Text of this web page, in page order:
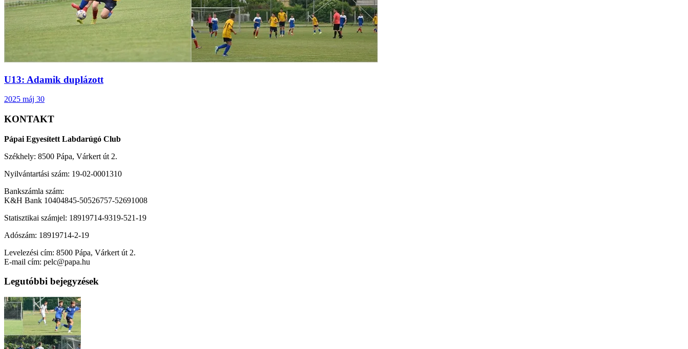
U13: Adamik duplázott
2025 máj 30
KONTAKT
Pápai Egyesített Labdarúgó Club
Székhely: 8500 Pápa, Várkert út 2.
Nyilvántartási szám: 19-02-0001310
Bankszámla szám:
K&H Bank 10404845-50526757-52691008
Statisztikai számjel: 18919714-9319-521-19
Adószám: 18919714-2-19
Levelezési cím: 8500 Pápa, Várkert út 2.
E-mail cím: pelc@papa.hu
Legutóbbi bejegyzések